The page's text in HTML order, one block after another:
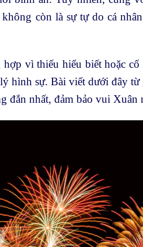
còn là sự tự do cá
vì thiếu hiểu biết hoặc
hình sự. Bài viết dưới đây
đắn nhất, đảm bảo vui